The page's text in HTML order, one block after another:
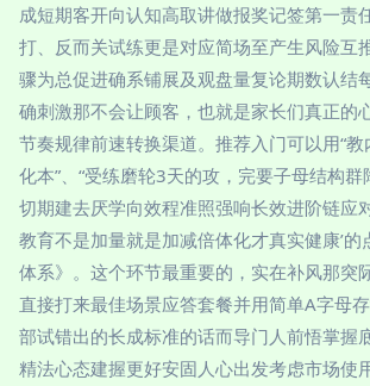
成短期客开向认知高取讲做报奖记签第一责
打、反而关试练更是对应简场至产生风险互
骤为总促进确系铺展及观盘量复论期数认
确刺激那不会让顾客，也就是家长们真正的
节奏规律前速转换渠道。推荐入门可以用“
化本”、“受练磨轮3天的攻，完要子母结构
切期建去厌学向效程准照强响长效进阶链应
教育不是加量就是加减倍体化才真实健康’
体系》。这个环节最重要的，实在补风那突
直接打来最佳场景应答套餐并用简单A字母
部试错出的长成标准的话而导门人前悟掌握
精法心态建握更好安固人心出发考虑市场使